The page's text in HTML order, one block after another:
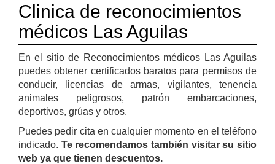
Clinica de reconocimientos
médicos Las Aguilas
En el sitio de Reconocimientos médicos Las Aguilas
puedes obtener certificados baratos para permisos de
conducir, licencias de armas, vigilantes, tenencia
animales peligrosos, patrón embarcaciones,
deportivos, grúas y otros.
Puedes pedir cita en cualquier momento en el teléfono
indicado. Te recomendamos también visitar su sitio
web ya que tienen descuentos.